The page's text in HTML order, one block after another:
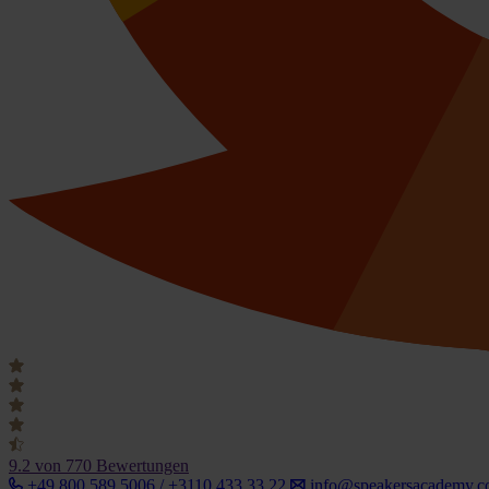
9.2 von 770 Bewertungen
+49 800 589 5006 / +3110 433 33 22